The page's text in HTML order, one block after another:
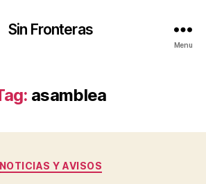
Sin Fronteras
Menu
asamblea
Categories
NOTICIAS Y AVISOS